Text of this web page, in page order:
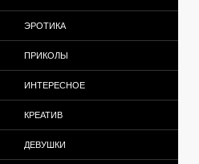
ЭРОТИКА
ПРИКОЛЫ
ИНТЕРЕСНОЕ
КРЕАТИВ
ДЕВУШКИ